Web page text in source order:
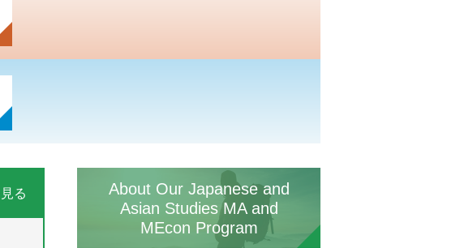
る
About Our Japanese and
Asian Studies MA and
MEcon Program